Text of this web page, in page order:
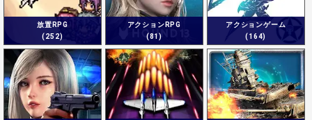
放置RPG
(252)
アクションRPG
(81)
アクションゲーム
(164)